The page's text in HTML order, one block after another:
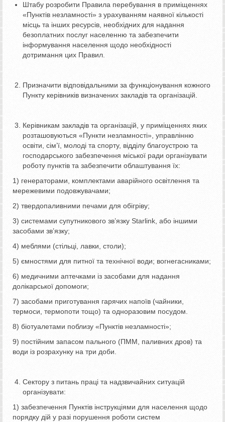
Штабу розробити Правила перебування в приміщеннях
«Пунктів незламності» з урахуванням наявної кількості
місць та інших ресурсів, необхідних для надання
безоплатних послуг населенню та забезпечити
інформування населення щодо необхідності
дотримання цих Правил.
Призначити відповідальними за функціонування кожного
Пункту керівників визначених закладів та організацій.
Керівникам закладів та організацій, у приміщеннях яких
розташовуються «Пункти незламності», управлінню
освіти, сім’ї, молоді та спорту, відділу благоустрою та
господарського забезпечення міської ради організувати
роботу пунктів та забезпечити облаштування їх:
1) генераторами, комплектами аварійного освітлення та
мережевими подовжувачами;
2) твердопаливними печами для обігріву;
3) системами супутникового зв’язку Starlink, або іншими
засобами зв’язку;
4) меблями (стільці, лавки, столи);
5) ємностями для питної та технічної води; вогнегасниками;
6) медичними аптечками із засобами для надання
долікарської допомоги;
7) засобами приготування гарячих напоїв (чайники,
термоси, термопоти тощо) та одноразовим посудом.
8) біотуалетами поблизу «Пунктів незламності»;
9) постійним запасом пального (ПММ, паливних дров) та
води із розрахунку на три доби.
Сектору з питань праці та надзвичайних ситуацій
організувати:
1) забезпечення Пунктів інструкціями для населення щодо
порядку дій у разі порушення роботи систем